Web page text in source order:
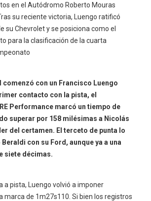
en el Autódromo Roberto Mouras
su reciente victoria, Luengo ratificó
su Chevrolet y se posiciona como el
para la clasificación de la cuarta
comenzó con un Francisco Luengo
contacto con la pista, el
Performance marcó un tiempo de
superar por 158 milésimas a Nicolás
del certamen. El terceto de punta lo
con su Ford, aunque ya a una
siete décimas.
a pista, Luengo volvió a imponer
marca de 1m27s110. Si bien los registros